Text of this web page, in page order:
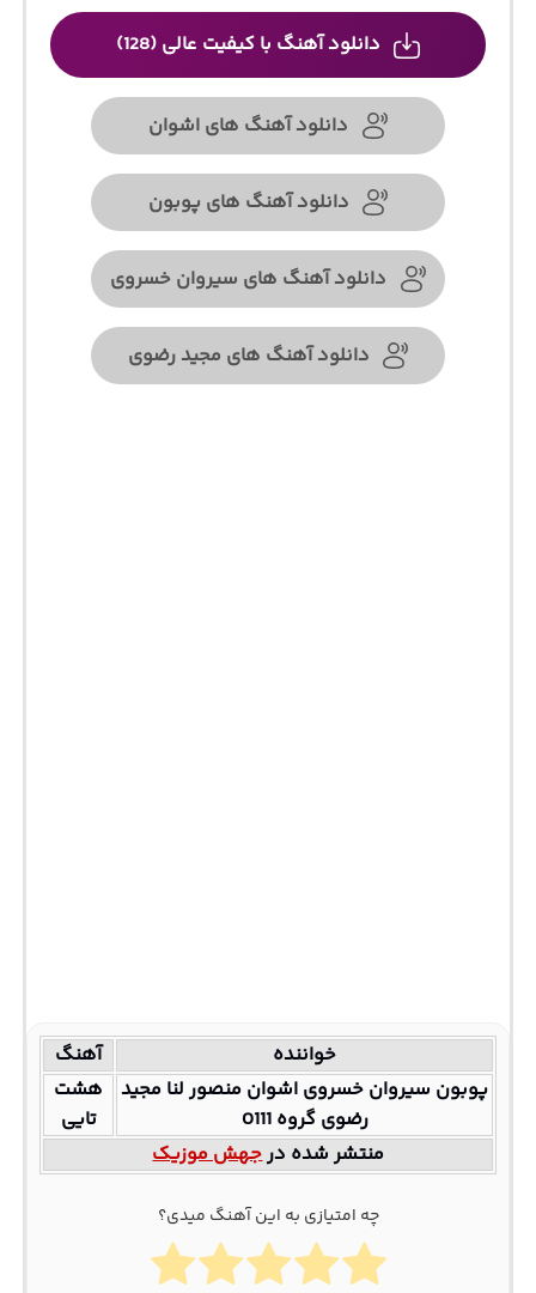
دانلود آهنگ با کیفیت عالی (128)
دانلود آهنگ های اشوان
دانلود آهنگ های پوبون
دانلود آهنگ های سیروان خسروی
دانلود آهنگ های مجید رضوی
خواننده
آهنگ
پوبون سیروان خسروی اشوان منصور لنا مجید
رضوی گروه 0111
هشت
تایی
منتشر شده درجهش موزیک
چه امتیازی به این آهنگ میدی؟